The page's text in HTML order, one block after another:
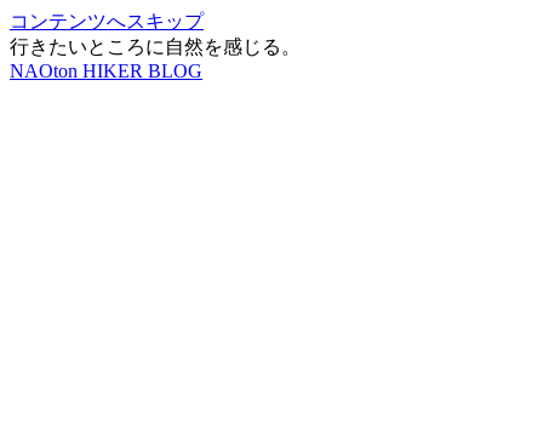
コンテンツへスキップ
行きたいところに自然を感じる。
NAOton HIKER BLOG